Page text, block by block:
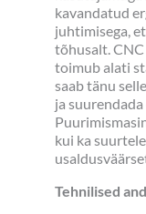
kavandatud
juhtimisega,
tõhusalt.
toimub alati
saab tänu
ja
kui ka
Tehnilised